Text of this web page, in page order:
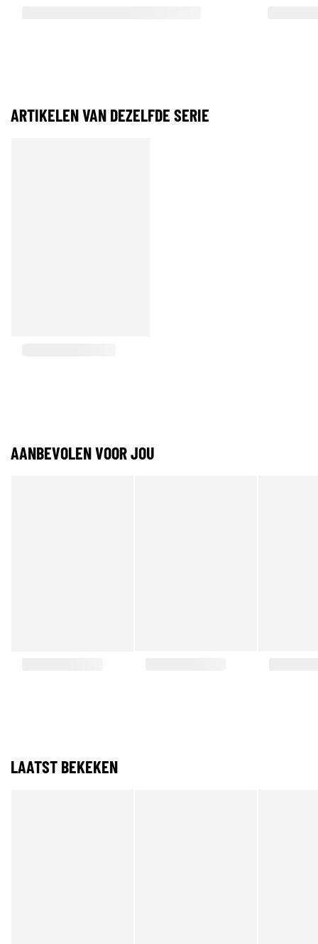
ARTIKELEN VAN DEZELFDE SERIE
AANBEVOLEN VOOR JOU
LAATST BEKEKEN